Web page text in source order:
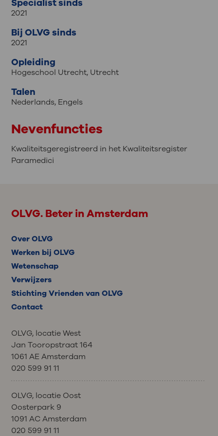
Specialist sinds
2021
Bij OLVG sinds
2021
Opleiding
Hogeschool Utrecht, Utrecht
Talen
Nederlands,Engels
Nevenfuncties
Kwaliteitsgeregistreerd in het Kwaliteitsregister
Paramedici
OLVG. Beter in Amsterdam
Over OLVG
Werken bij OLVG
Wetenschap
Verwijzers
Stichting Vrienden van OLVG
Contact
OLVG, locatie West
Jan Tooropstraat 164
1061 AE Amsterdam
020 599 91 11
OLVG, locatie Oost
Oosterpark 9
1091 AC Amsterdam
020 599 91 11